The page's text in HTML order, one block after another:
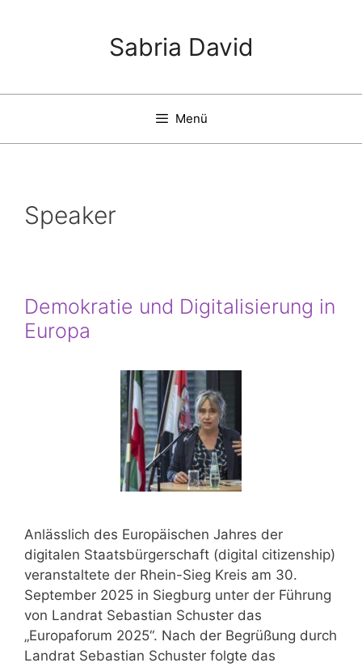
Sabria David
Menü
Speaker
Demokratie und Digitalisierung in
Europa
Anlässlich des Europäischen Jahres der
digitalen Staatsbürgerschaft (digital citizenship)
veranstaltete der Rhein-Sieg Kreis am 30.
September 2025 in Siegburg unter der Führung
von Landrat Sebastian Schuster das
„Europaforum 2025“. Nach der Begrüßung durch
Landrat Sebastian Schuster folgte das